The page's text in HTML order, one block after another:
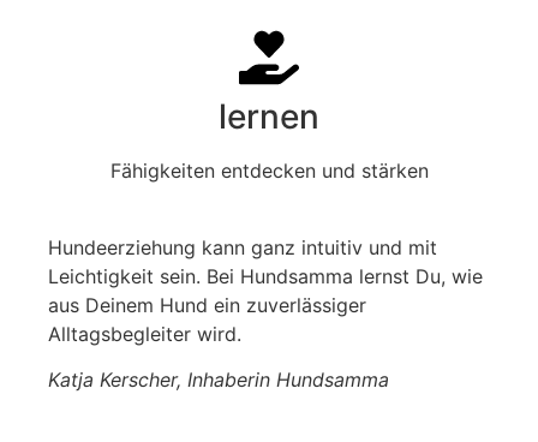
lernen
Fähigkeiten entdecken und stärken
Hundeerziehung kann ganz intuitiv und mit
Leichtigkeit sein. Bei Hundsamma lernst Du, wie
aus Deinem Hund ein zuverlässiger
Alltagsbegleiter wird.
Katja Kerscher, Inhaberin Hundsamma